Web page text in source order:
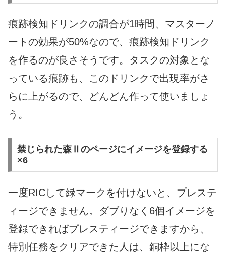
痕跡検知ドリンクの調合が1時間、マスターノ
ートの効果が50%なので、痕跡検知ドリンク
を作るのが良さそうです。タスクの対象とな
っている痕跡も、このドリンクで出現率がさ
らに上がるので、どんどん作って使いましょ
う。
禁じられた森Ⅱのページにイメージを登録する
×6
一度RICして緑マークを付けないと、プレステ
ィージできません。ダブりなく6個イメージを
登録できればプレスティージできますから、
特別任務をクリアできた人は、銅枠以上にな